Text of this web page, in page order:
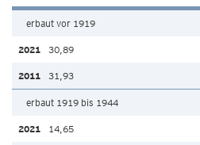
erbaut vor 1919
30,89
31,93
erbaut 1919 bis 1944
14,65